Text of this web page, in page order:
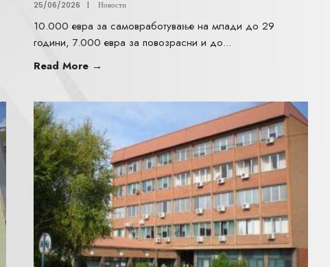
25/06/2026 | Новости
10.000 евра за самовработување на млади до 29
години, 7.000 евра за повозрасни и до...
Read More →